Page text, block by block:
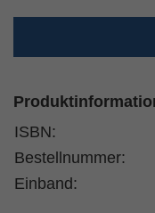
ISBN:
Bestellnummer:
Einband: